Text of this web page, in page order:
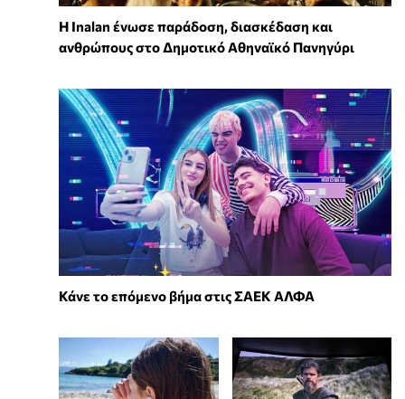
Η Inalan ένωσε παράδοση, διασκέδαση και
ανθρώπους στο Δημοτικό Αθηναϊκό Πανηγύρι
Κάνε το επόμενο βήμα στις ΣΑΕΚ ΑΛΦΑ